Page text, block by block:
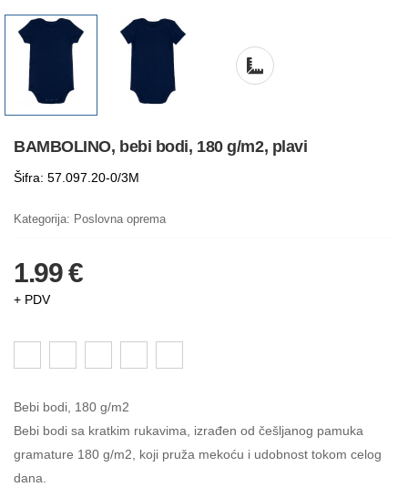
BAMBOLINO, bebi bodi, 180 g/m2, plavi
Šifra: 57.097.20-0/3M
Kategorija: Poslovna oprema
1.99 €
+ PDV
Bebi bodi, 180 g/m2
Bebi bodi sa kratkim rukavima, izrađen od češljanog pamuka
gramature 180 g/m2, koji pruža mekoću i udobnost tokom celog
dana.